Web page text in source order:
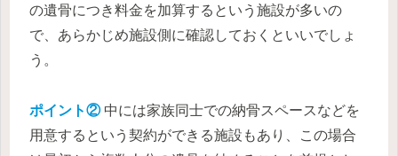
の遺骨につき料金を加算するという施設が多いの
で、あらかじめ施設側に確認しておくといいでしょ
う。
ポイント② 中には家族同士での納骨スペースなどを
用意するという契約ができる施設もあり、この場合